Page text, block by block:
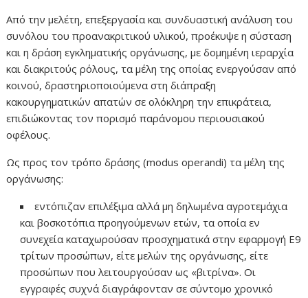
Από την μελέτη, επεξεργασία και συνδυαστική ανάλυση του
συνόλου του προανακριτικού υλικού, προέκυψε η σύσταση
και η δράση εγκληματικής οργάνωσης, με δομημένη ιεραρχία
και διακριτούς ρόλους, τα μέλη της οποίας ενεργούσαν από
κοινού, δραστηριοποιούμενα στη διάπραξη
κακουργηματικών απατών σε ολόκληρη την επικράτεια,
επιδιώκοντας τον πορισμό παράνομου περιουσιακού
οφέλους.
Ως προς τον τρόπο δράσης (modus operandi) τα μέλη της
οργάνωσης:
εντόπιζαν επιλέξιμα αλλά μη δηλωμένα αγροτεμάχια
και βοσκοτόπια προηγούμενων ετών, τα οποία εν
συνεχεία καταχωρούσαν προσχηματικά στην εφαρμογή Ε9
τρίτων προσώπων, είτε μελών της οργάνωσης, είτε
προσώπων που λειτουργούσαν ως «βιτρίνα». Οι
εγγραφές συχνά διαγράφονταν σε σύντομο χρονικό